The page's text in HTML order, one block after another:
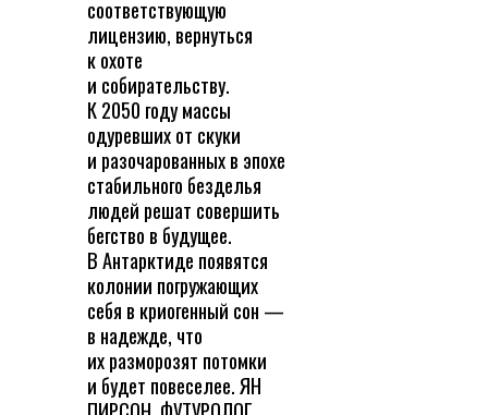
соответствующую
лицензию, вернуться
к охоте
и собирательству.
К 2050 году массы
одуревших от скуки
и разочарованных в эпохе
стабильного безделья
людей решат совершить
бегство в будущее.
В Антарктиде появятся
колонии погружающих
себя в криогенный сон —
в надежде, что
их разморозят потомки
и будет повеселее. ЯН